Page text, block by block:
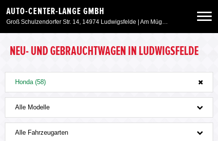
AUTO-CENTER-LANGE GMBH
Groß Schulzendorfer Str. 14, 14974 Ludwigsfelde | Am Müggelpark 45, 15537 Gosen
Neuwagen
Gebrauchtwagen
Angebote
Service & Zubehör
NEU- UND GEBRAUCHTWAGEN IN LUDWIGSFELDE
Honda (58)
Alle Modelle
Alle Fahrzeugarten